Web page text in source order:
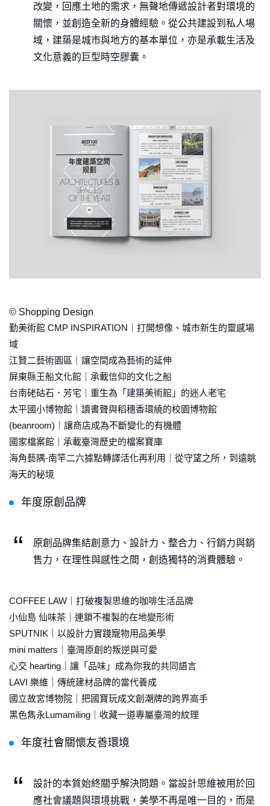
改變，回應土地的需求，無聲地傳遞設計者對環境的
關懷，並創造全新的身體經驗。從公共建設到私人場
域，建築是城市與地方的基本單位，亦是承載生活及
文化意義的巨型時空膠囊。
© Shopping Design
勤美術館 CMP INSPIRATION｜打開想像、城市新生的靈感場
域
江賢二藝術園區｜讓空間成為藝術的延伸
屏東縣王船文化館｜承載信仰的文化之船
台南硓𥑮石．芳宅｜重生為「建築美術館」的迷人老宅
太平國小博物館｜讀書聲與稻穗香環繞的校園博物館
(beanroom)｜讓商店成為不斷變化的有機體
國家檔案館｜承載臺灣歷史的檔案寶庫
海角藝隅-南竿二六據點轉譯活化再利用｜從守望之所，到遠眺
海天的秘境
年度原創品牌
原創品牌集結創意力、設計力、整合力、行銷力與銷
售力，在理性與感性之間，創造獨特的消費體驗。
COFFEE LAW｜打破複製思維的咖啡生活品牌
小仙島 仙味茶｜連鎖不複製的在地變形術
SPUTNIK｜以設計力實踐寵物用品美學
mini matters｜臺灣原創的叛逆與可愛
心交 hearting｜讓「品味」成為你我的共同語言
LAVI 樂維｜傳統建材品牌的當代養成
國立故宮博物院｜把國寶玩成文創潮牌的跨界高手
黑色雋永Lumamiling｜收藏一道專屬臺灣的紋理
年度社會關懷友善環境
設計的本質始終關乎解決問題。當設計思維被用於回
應社會議題與環境挑戰，美學不再是唯一目的，而是